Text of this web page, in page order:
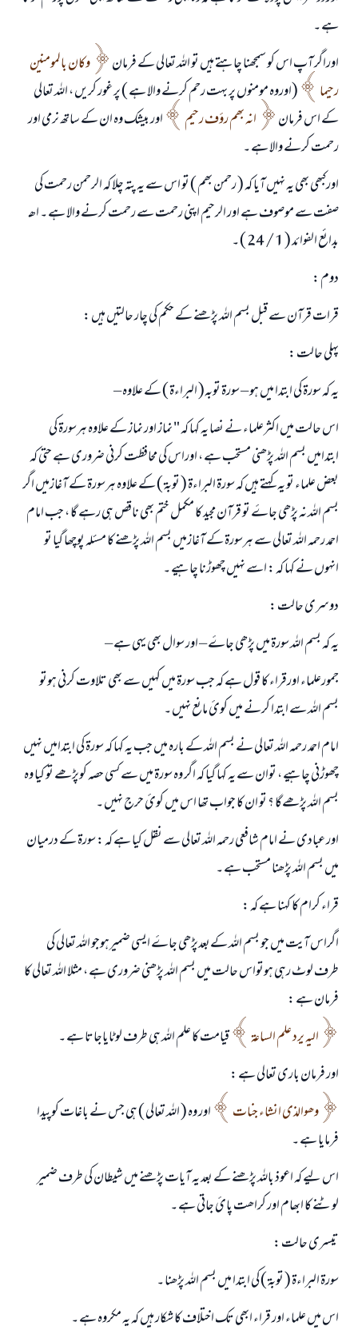
ہے ۔
اوراگر آپ اس کو سمجھنا چاہتے ہیں تو اللہ تعالی کے فرمان
وکان بالمومنین
رحیما
(اوروہ مومنوں پر بہت رحم کرنے والا ہے ) پر غور کریں ، اللہ تعالی
کے اس فرمان
انہ بھم رؤ‎ف رحیم
اور بیشک وہ ان کے ساتھ نرمی اور
رحمت کرنے والا ہے ۔
اورکبھی بھی یہ نہیں آیا کہ ( رحمن بھم ) تو اس سے یہ پتہ چلا کہ الرحمن رحمت کی
صفت سے موصوف ہے اور الرحیم اپنی رحمت سے رحمت کرنے والا ہے ۔ اھـ
بدائع الفوائد ( 1 / 24 ) ۔
دوم :
قرات قرآن سے قبل بسم اللہ پڑھنے کے حکم کی چار حالتیں ہیں :
پہلی حالت :
یہ کہ سورۃ کی ابتدا میں ہو – سورۃ توبہ( البراءۃ ) کے علاوہ –
اس حالت میں اکثرعلماء نے نصا یہ کہا کہ " نماز اور نماز کے علاوہ ہرسورۃ کی
ابتدامیں بسم اللہ پڑھنی مستحب ہے ، اوراس کی محافظت کرنی ضروری ہے حتی کہ
بعض علماء تو یہ کہتے ہیں کہ سورۃ البراءۃ ( توبۃ ) کے علاوہ ہرسورۃ کے آغازمیں اگر
بسم اللہ نہ پڑھی جاۓ تو قرآن مجید کا مکمل ختم بھی ناقص ہی رہے گا ، جب امام
احمد رحمہ اللہ تعالی سے ہرسورۃ کے آغازمیں بسم اللہ پڑھنے کا مسئلہ پوچھا گیا تو
انہوں نے کہا کہ : اسے نہیں چھوڑنا چاہیے ۔
دوسری حالت :
یہ کہ بسم اللہ سورۃ میں پڑھی جاۓ – اور سوال بھی یہی ہے –
جمورعلماء اورقراء کا قول ہے کہ جب سورۃ میں کہیں سے بھی تلاوت کرنی ہوتو
بسم اللہ سے ابتدا کرنے میں کو‏ئ مانع نہیں ۔
امام احمد رحمہ اللہ تعالی نے بسم اللہ کے بارہ میں جب یہ کہا کہ سورۃ کی ابتدامیں نہیں
چھوڑنی چاہیے ، توان سے یہ کہا گيا کہ اگر وہ سورۃ میں سے کسی حصہ کوپڑھے تو کیا وہ
بسم اللہ پڑھےگا ؟ تو ان کا جواب تھا اس میں کوئ حرج نہیں ۔
اور عبادی نے امام شافعی رحمہ اللہ تعالی سے نقل کیا ہے کہ : سورۃ کے درمیان
میں بسم اللہ پڑھنا مستحب ہے ۔
قراء کرام کا کہنا ہے کہ :
اگراس آیت میں جو بسم اللہ کےبعدپڑھی جاۓ ایسی ضمیرہوجو اللہ تعالی کی
طرف لوٹ رہی ہوتواس حالت میں بسم اللہ پڑھنی ضروری ہے ، مثلا اللہ تعالی کا
فرمان ہے :
الیہ یرد علم الساعۃ
قیامت کا علم اللہ ہی طرف لوٹایاجاتا ہے ۔
اور فرمان باری تعالی ہے :
وھوالذی انشاء جنات
اور وہ ( اللہ تعالی ) ہی جس نے باغات کوپیدا
فرمایا ہے ۔
اس لیے کہ اعوذ باللہ پڑھنے کے بعد یہ آیات پڑھنے میں شیطان کی طرف ضمیر
لوٹنے کا ابھام اور کراھت پائ جاتی ہے ۔
تیسری حالت :
سورۃ البراءۃ ( توبۃ ) کی ابتدا میں بسم اللہ پڑھنا ۔
اس میں علماء اور قراء ابھی تک اختلاف کا شکار ہیں کہ یہ مکروہ ہے ۔
جواب نمبر 110845 نے نکاح ٹوٹنے سے بچایا۔
رسول اللہ صلی اللہ علیہ و سلم کا فرمان ہے:
نیکی کی رہنمائی کرنے والے کو بھی نیکی کرنے والے کے برابر اجر ملتا ہے۔
ابھی تعاون کریں